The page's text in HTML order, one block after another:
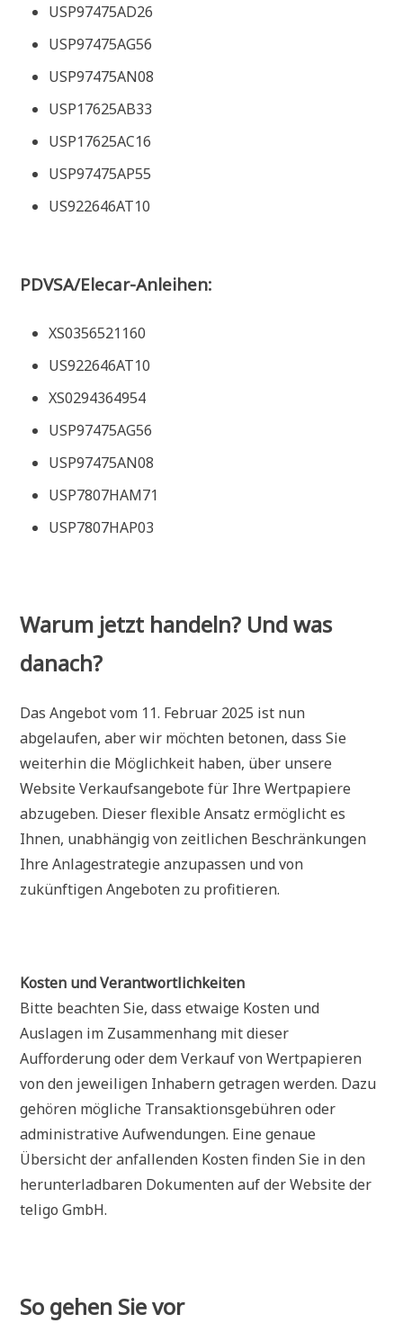
USP97475AD26
USP97475AG56
USP97475AN08
USP17625AB33
USP17625AC16
USP97475AP55
US922646AT10
PDVSA/Elecar-Anleihen:
XS0356521160
US922646AT10
XS0294364954
USP97475AG56
USP97475AN08
USP7807HAM71
USP7807HAP03
Warum jetzt handeln? Und was
danach?
Das Angebot vom 11. Februar 2025 ist nun
abgelaufen, aber wir möchten betonen, dass Sie
weiterhin die Möglichkeit haben, über unsere
Website Verkaufsangebote für Ihre Wertpapiere
abzugeben. Dieser flexible Ansatz ermöglicht es
Ihnen, unabhängig von zeitlichen Beschränkungen
Ihre Anlagestrategie anzupassen und von
zukünftigen Angeboten zu profitieren.
Kosten und Verantwortlichkeiten
Bitte beachten Sie, dass etwaige Kosten und
Auslagen im Zusammenhang mit dieser
Aufforderung oder dem Verkauf von Wertpapieren
von den jeweiligen Inhabern getragen werden. Dazu
gehören mögliche Transaktionsgebühren oder
administrative Aufwendungen. Eine genaue
Übersicht der anfallenden Kosten finden Sie in den
herunterladbaren Dokumenten auf der Website der
teligo GmbH.
So gehen Sie vor